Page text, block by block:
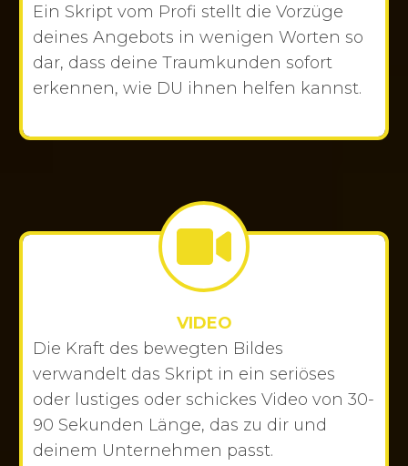
Ein Skript vom Profi stellt die Vorzüge
deines Angebots in wenigen Worten so
dar, dass deine Traumkunden sofort
erkennen, wie DU ihnen helfen kannst.
VIDEO
Die Kraft des bewegten Bildes
verwandelt das Skript in ein seriöses
oder lustiges oder schickes Video von 30-
90 Sekunden Länge, das zu dir und
deinem Unternehmen passt.